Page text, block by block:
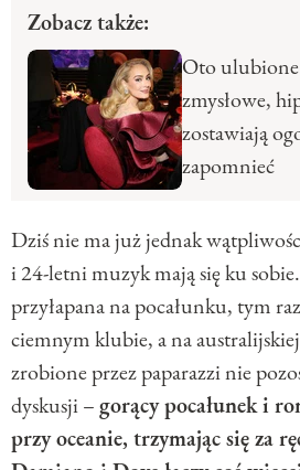
Zobacz także:
Oto
zmysłowe,
zostawiają
zapomnieć
Dziś nie ma już jednak
i 24-letni muzyk mają się ku sobie.
przyłapana na pocałunku, tym
ciemnym klubie, a na
zrobione przez paparazzi nie
dyskusji –gorący pocałunek i
przy oceanie, trzymając się za